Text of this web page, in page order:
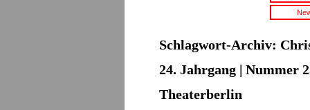
Schlagwort-Archiv:
24. Jahrgang | Nummer
Theaterberlin